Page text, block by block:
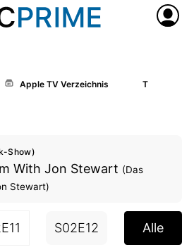
Apple TV Verzeichnis The
Show)
With Jon Stewart (Das
Stewart)
S02E12 Alle